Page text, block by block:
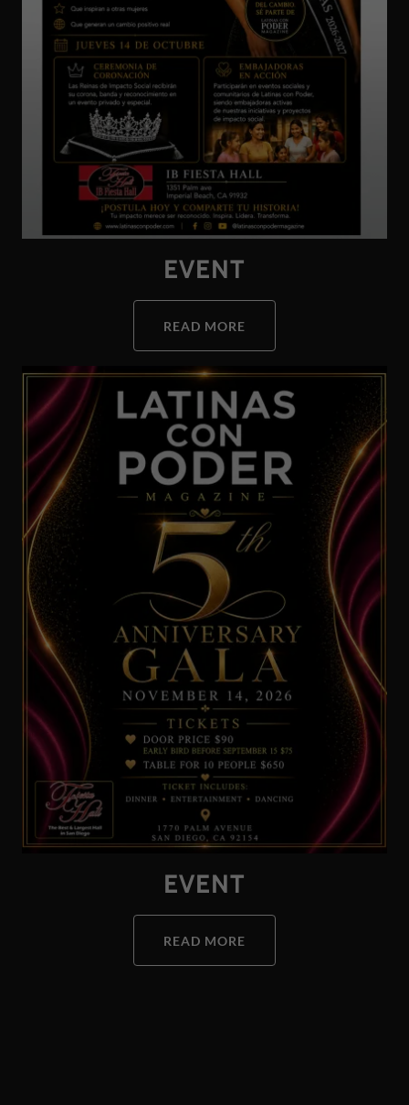
EVENT
READ MORE
EVENT
READ MORE